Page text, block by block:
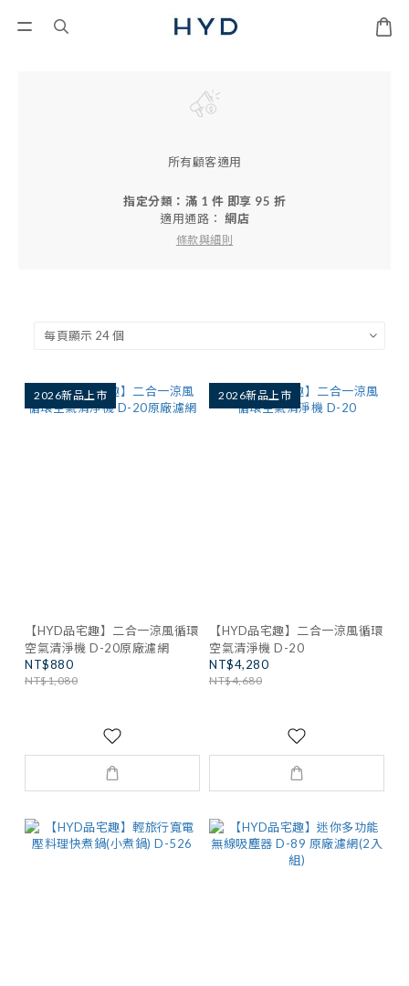
所有顧客適用
指定分類：滿 1 件 即享 95 折
適用通路： 網店
條款與細則
2026新品上市
【HYD品宅趣】二合一涼風循環
空氣清淨機 D-20原廠濾網
NT$880
NT$1,080
2026新品上市
【HYD品宅趣】二合一涼風循環
空氣清淨機 D-20
NT$4,280
NT$4,680